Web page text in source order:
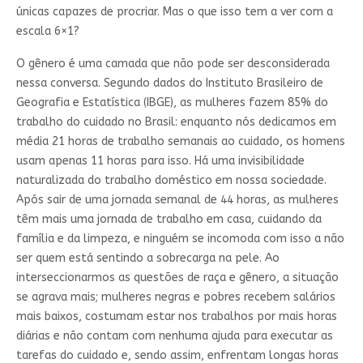
únicas capazes de procriar. Mas o que isso tem a ver com a
escala 6×1?
O gênero é uma camada que não pode ser desconsiderada
nessa conversa. Segundo dados do Instituto Brasileiro de
Geografia e Estatística (IBGE), as mulheres fazem 85% do
trabalho do cuidado no Brasil: enquanto nós dedicamos em
média 21 horas de trabalho semanais ao cuidado, os homens
usam apenas 11 horas para isso. Há uma invisibilidade
naturalizada do trabalho doméstico em nossa sociedade.
Após sair de uma jornada semanal de 44 horas, as mulheres
têm mais uma jornada de trabalho em casa, cuidando da
família e da limpeza, e ninguém se incomoda com isso a não
ser quem está sentindo a sobrecarga na pele. Ao
interseccionarmos as questões de raça e gênero, a situação
se agrava mais; mulheres negras e pobres recebem salários
mais baixos, costumam estar nos trabalhos por mais horas
diárias e não contam com nenhuma ajuda para executar as
tarefas do cuidado e, sendo assim, enfrentam longas horas